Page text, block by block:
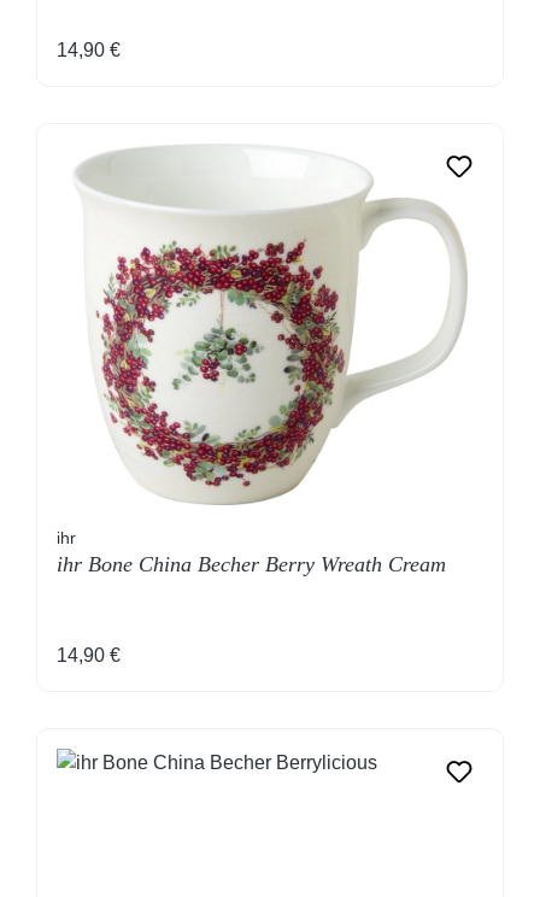
Regulärer Preis:
14,90 €
ihr
ihr Bone China Becher Berry Wreath Cream
Regulärer Preis:
14,90 €